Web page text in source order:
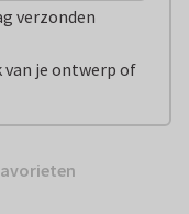
verzonden
van je ontwerp of